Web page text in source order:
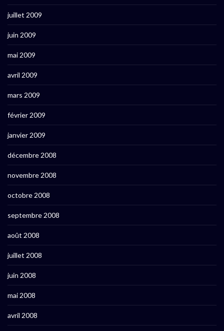
juillet 2009
juin 2009
mai 2009
avril 2009
mars 2009
février 2009
janvier 2009
décembre 2008
novembre 2008
octobre 2008
septembre 2008
août 2008
juillet 2008
juin 2008
mai 2008
avril 2008